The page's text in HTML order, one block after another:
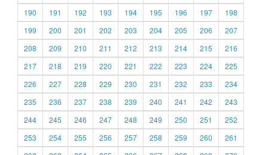
190
191 192 193 194 195 196 197
198
199
200 201 202 203 204 205 206
207
208
209 210 211 212 213 214 215
216
217
218 219 220 221 222 223 224
225
226
227 228 229 230 231 232 233
234
235
236 237 238 239 240 241 242
243
244
245 246 247 248 249 250 251
252
253
254 255 256 257 258 259 260
261